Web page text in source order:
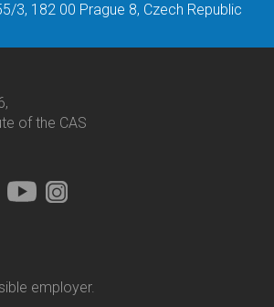
3, 182 00 Prague 8, Czech Republic
of the CAS
employer.